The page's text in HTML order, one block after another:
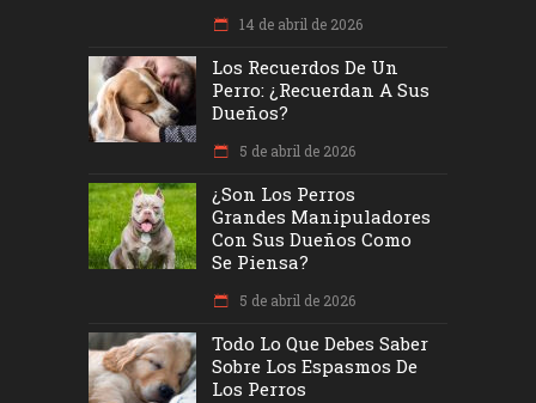
14 de abril de 2026
Los Recuerdos De Un
Perro: ¿recuerdan A Sus
Dueños?
5 de abril de 2026
¿Son Los Perros
Grandes Manipuladores
Con Sus Dueños Como
Se Piensa?
5 de abril de 2026
Todo Lo Que Debes Saber
Sobre Los Espasmos De
Los Perros